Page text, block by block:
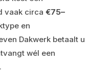
vaak circa €75–
en
Dakwerk betaalt u
wél een